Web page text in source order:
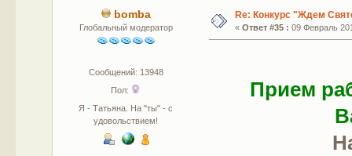
bomba
Глобальный модератор
Сообщений: 13948
Пол:
Я - Татьяна. На "ты" - с
удовольствием!
Re: Конкурс "Ждем
« Ответ #35 : 09 Февраль
Прием